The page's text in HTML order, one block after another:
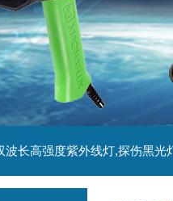
长高强度紫外线灯,探伤黑光